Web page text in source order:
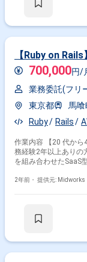
【Ruby on
700,000円/
業務委託(フリ
東京都
馬喰
Ruby
Rails
作業内容 【20 代から
務経験2年以上ありの方が対象の案件
を組み合わせたSaaS
でを行います。 ■具体的な業務内容 ・Ruby on Railsを使用したWebアプリ
プロジェクトの一員
2年前・ 提供元: Midworks